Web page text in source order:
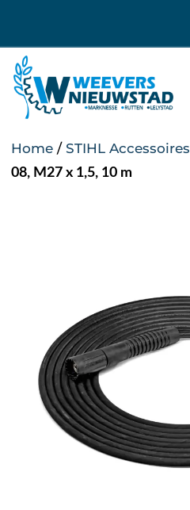
Home / STIHL Accessoires
08, M27 x 1,5, 10 m